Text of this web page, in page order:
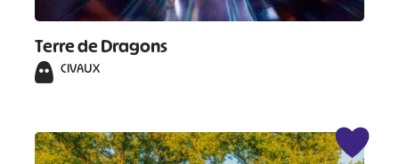
Terre de Dragons
CIVAUX